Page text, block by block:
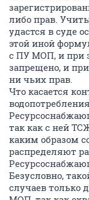
либо прав.
удастся в суде
этой иной
с ПУ МОП, и при
запрещено, и
ни чьих прав.
Что касается
так как с ней
каким образом
распределяют
Безусловно,
случаев только